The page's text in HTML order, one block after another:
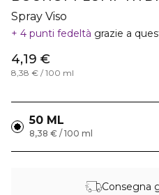
Spray Viso
4 punti fedeltà grazie a
4,19 €
8,38 € / 100 ml
50 ML
8,38 € / 100 ml
Consegna